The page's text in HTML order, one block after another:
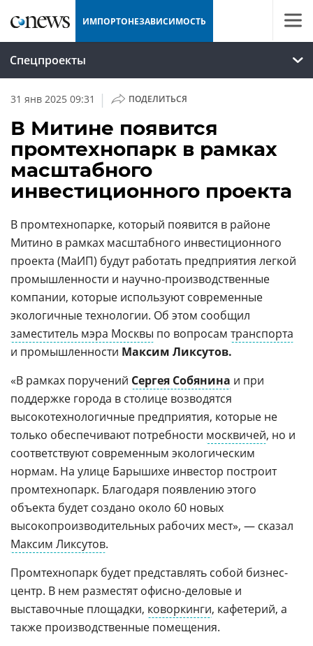
ИМПОРТОНЕЗАВИСИМОСТЬ
Спецпроекты
31 янв 2025 09:31 | ПОДЕЛИТЬСЯ
В Митине появится
промтехнопарк в рамках
масштабного
инвестиционного проекта
В промтехнопарке, который появится в районе
Митино в рамках масштабного инвестиционного
проекта (МаИП) будут работать предприятия легкой
промышленности и научно-производственные
компании, которые используют современные
экологичные технологии. Об этом сообщил
заместитель мэра Москвы по вопросам транспорта
и промышленности Максим Ликсутов.
«В рамках поручений Сергея Собянина и при
поддержке города в столице возводятся
высокотехнологичные предприятия, которые не
только обеспечивают потребности москвичей, но и
соответствуют современным экологическим
нормам. На улице Барышихе инвестор построит
промтехнопарк. Благодаря появлению этого
объекта будет создано около 60 новых
высокопроизводительных рабочих мест», — сказал
Максим Ликсутов.
Промтехнопарк будет представлять собой бизнес-
центр. В нем разместят офисно-деловые и
выставочные площадки, коворкинги, кафетерий, а
также производственные помещения.